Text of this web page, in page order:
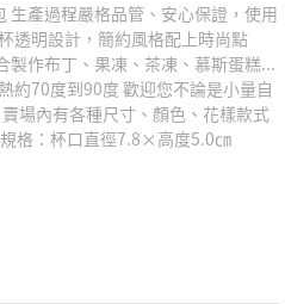
生產過程嚴格品管、安心保證，使用
透明設計，簡約風格配上時尚點
製作布丁、果凍、茶凍、慕斯蛋糕...
約70度到90度 歡迎您不論是小量自
場內有各種尺寸、顏色、花樣款式
格：杯口直徑7.8×高度5.0㎝